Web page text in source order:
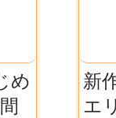
め
新
エ